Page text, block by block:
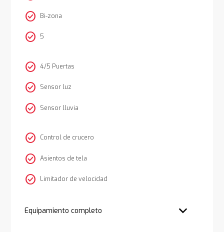
check_circle Bi-zona
check_circle 5
check_circle 4/5 Puertas
check_circle Sensor luz
check_circle Sensor lluvia
check_circle Control de crucero
check_circle Asientos de tela
check_circle Limitador de velocidad
Equipamiento completo